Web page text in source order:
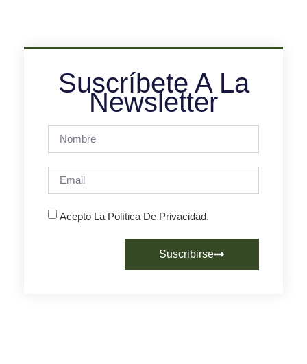
Suscríbete A La
Newsletter
Acepto La Política De Privacidad.
Suscribirse